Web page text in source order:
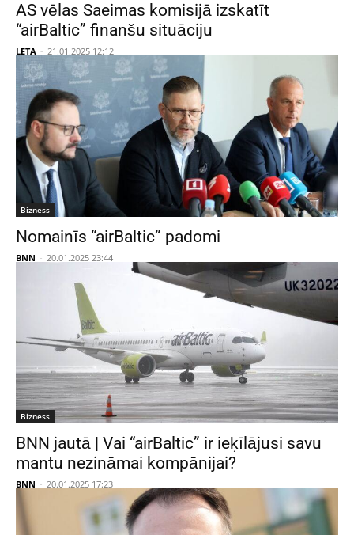
AS vēlas Saeimas komisijā izskatīt
“airBaltic” finanšu situāciju
LETA - 21.01.2025 12:12
Bizness
Nomainīs “airBaltic” padomi
BNN - 20.01.2025 23:44
Bizness
BNN jautā | Vai “airBaltic” ir ieķīlājusi savu
mantu nezināmai kompānijai?
BNN - 20.01.2025 17:23